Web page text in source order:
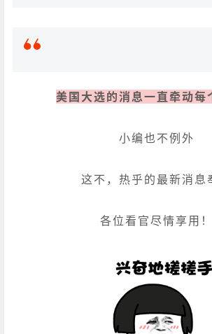
美国大选的消息一直牵动每
小编也不例外
这不，热乎的最新消息
各位看官尽情享用！